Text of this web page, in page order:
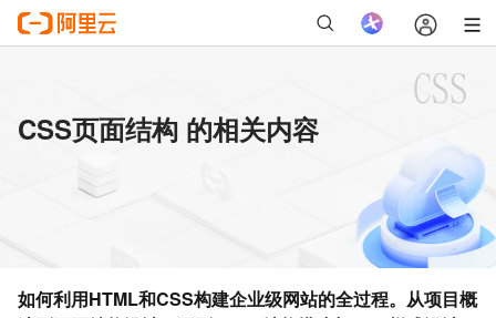
CSS页面结构 的相关内容
如何利用HTML和CSS构建企业级网站的全过程。从项目概